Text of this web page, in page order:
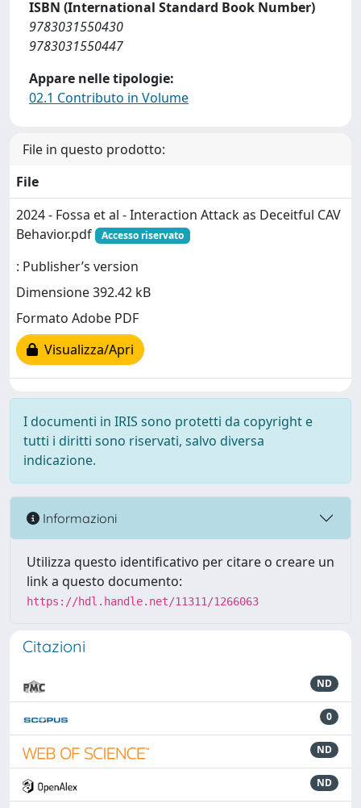
ISBN (International Standard Book Number)
9783031550430
9783031550447
Appare nelle tipologie:
02.1 Contributo in Volume
File in questo prodotto:
File
2024 - Fossa et al - Interaction Attack as Deceitful CAV
Behavior.pdf
Accesso riservato
: Publisher’s version
Dimensione 392.42 kB
Formato Adobe PDF
Visualizza/Apri
I documenti in IRIS sono protetti da copyright e
tutti i diritti sono riservati, salvo diversa
indicazione.
Informazioni
Utilizza questo identificativo per citare o creare un
link a questo documento:
https://hdl.handle.net/11311/1266063
Citazioni
ND
0
ND
ND